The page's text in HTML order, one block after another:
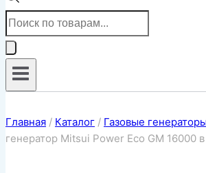
Поиск
товаров
Главная / Каталог / Газовые генераторы
генератор Mitsui Power Eco GM 16000